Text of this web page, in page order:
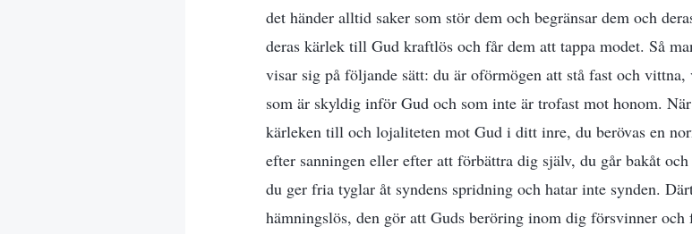
det händer alltid saker som stör dem och begränsar dem och
deras kärlek till Gud kraftlös och får dem att tappa modet. Så
visar sig på följande sätt: du är oförmögen att stå fast och
som är skyldig inför Gud och som inte är trofast mot honom.
kärleken till och lojaliteten mot Gud i ditt inre, du berövas en
efter sanningen eller efter att förbättra dig själv, du går bakåt
du ger fria tyglar åt syndens spridning och hatar inte synden.
hämningslös, den gör att Guds beröring inom dig försvinner